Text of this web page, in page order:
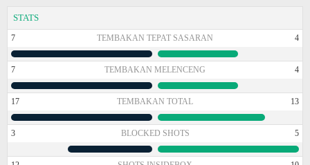
STATS
7 TEMBAKAN TEPAT SASARAN 4
7 TEMBAKAN MELENCENG 4
17 TEMBAKAN TOTAL 13
3 BLOCKED SHOTS 5